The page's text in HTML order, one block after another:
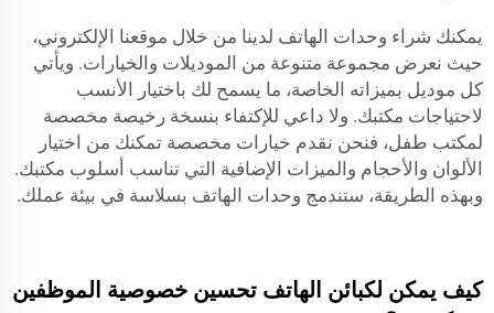
يمكنك شراء وحدات الهاتف لدينا من خلال موقعنا الإلكتروني،
حيث نعرض مجموعة متنوعة من الموديلات والخيارات. ويأتي
كل موديل بميزاته الخاصة، ما يسمح لك باختيار الأنسب
لاحتياجات مكتبك. ولا داعي للإكتفاء بنسخة رخيصة مخصصة
لمكتب طفل، فنحن نقدم خيارات مخصصة تمكنك من اختيار
الألوان والأحجام والميزات الإضافية التي تناسب أسلوب مكتبك.
وبهذه الطريقة، ستندمج وحدات الهاتف بسلاسة في بيئة عملك.
كيف يمكن لكبائن الهاتف تحسين خصوصية الموظفين